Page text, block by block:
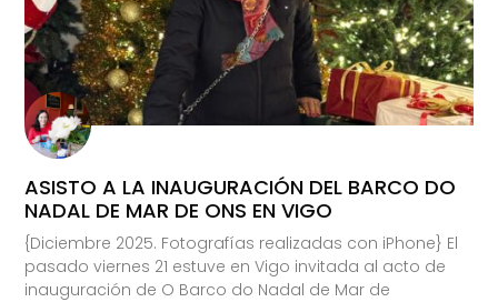
ASISTO A LA INAUGURACIÓN DEL BARCO DO
NADAL DE MAR DE ONS EN VIGO
{Diciembre 2025. Fotografías realizadas con iPhone} El
pasado viernes 21 estuve en Vigo invitada al acto de
inauguración de O Barco do Nadal de Mar de